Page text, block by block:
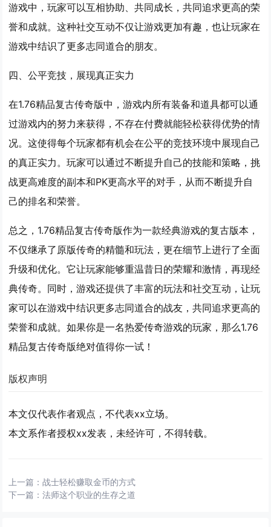
游戏中，玩家可以互相协助、共同成长，共同追求更高的荣
誉和成就。这种社交互动不仅让游戏更加有趣，也让玩家在
游戏中结识了更多志同道合的朋友。
四、公平竞技，展现真正实力
在1.76精品复古传奇版中，游戏内所有装备和道具都可以通
过游戏内的努力来获得，不存在付费就能轻松获得优势的情
况。这使得每个玩家都有机会在公平的竞技环境中展现自己
的真正实力。玩家可以通过不断提升自己的技能和策略，挑
战更高难度的副本和PK更高水平的对手，从而不断提升自
己的排名和荣誉。
总之，1.76精品复古传奇版作为一款经典游戏的复古版本，
不仅继承了原版传奇的精髓和玩法，更在细节上进行了全面
升级和优化。它让玩家能够重温昔日的荣耀和激情，再现经
典传奇。同时，游戏还提供了丰富的玩法和社交互动，让玩
家可以在游戏中结识更多志同道合的战友，共同追求更高的
荣誉和成就。如果你是一名热爱传奇游戏的玩家，那么1.76
精品复古传奇版绝对值得你一试！
版权声明
本文仅代表作者观点，不代表xx立场。
本文系作者授权xx发表，未经许可，不得转载。
上一篇：战士轻松赚取金币的方式
下一篇：法师这个职业的生存之道